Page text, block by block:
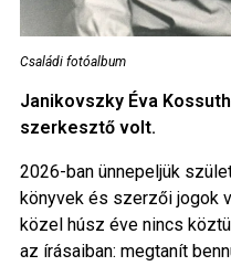
Családi fotóalbum
Janikovszky Éva
szerkesztő volt.
2026-ban ünnepeljük
könyvek és szerzői jogok
közel húsz éve nincs
az írásaiban: megtanít